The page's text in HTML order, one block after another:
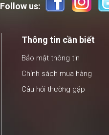
Follow us:
Thông tin cần biết
Bảo mật thông tin
Chính sách mua hàng
Câu hỏi thường gặp